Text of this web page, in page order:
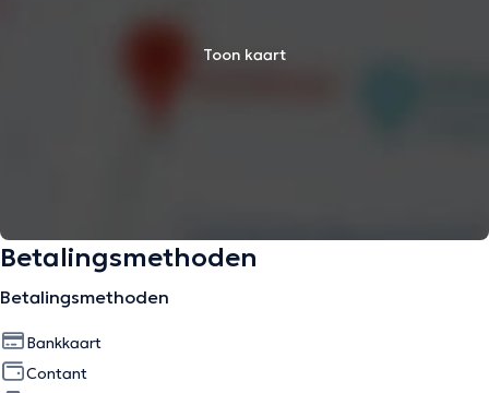
Toon kaart
Betalingsmethoden
Betalingsmethoden
Bankkaart
Contant